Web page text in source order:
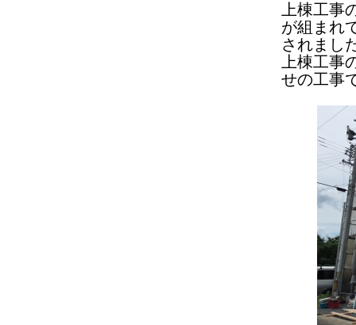
上棟工事
が組まれ
されまし
上棟工事
せの工事